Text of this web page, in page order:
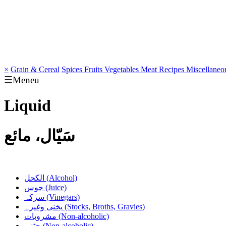
× Grain & Cereal Spices Fruits Vegetables Meat Recipes
☰Meneu
Liquid
سَیّال، مائع
(Alcohol)
(Juice)
(Vinegars)
(Stocks, Broths, Gravies)
(Non-alcoholic)